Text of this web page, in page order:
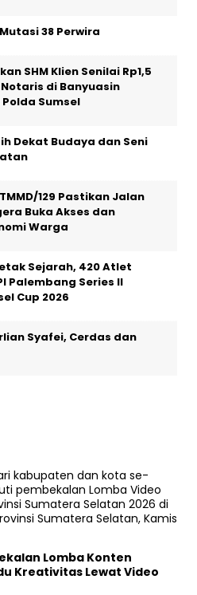
38 Perwira
SHM Klien Senilai Rp1,5
di Banyuasin
Sumsel
Dekat Budaya dan Seni
129 Pastikan Jalan
Buka Akses dan
Warga
Sejarah, 420 Atlet
Palembang Series II
Cup 2026
Syafei, Cerdas dan
Lomba Konten
Kreativitas Lewat Video